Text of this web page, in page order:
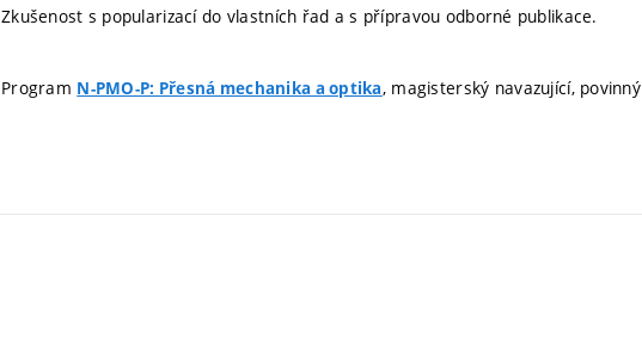
Zkušenost s popularizací do vlastních řad a s přípravou odborné publikace.
Program N-PMO-P: Přesná mechanika a optika, magisterský navazující, povinný